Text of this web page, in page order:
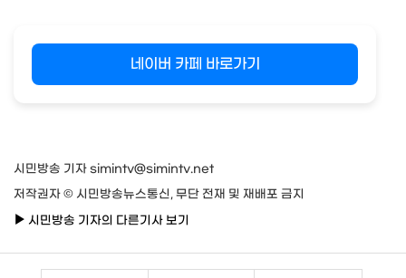
네이버 카페 바로가기
시민방송 기자 simintv@simintv.net
저작권자 © 시민방송뉴스통신, 무단 전재 및 재배포 금지
시민방송 기자의 다른기사 보기